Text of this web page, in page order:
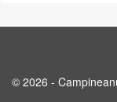
© 2026 -